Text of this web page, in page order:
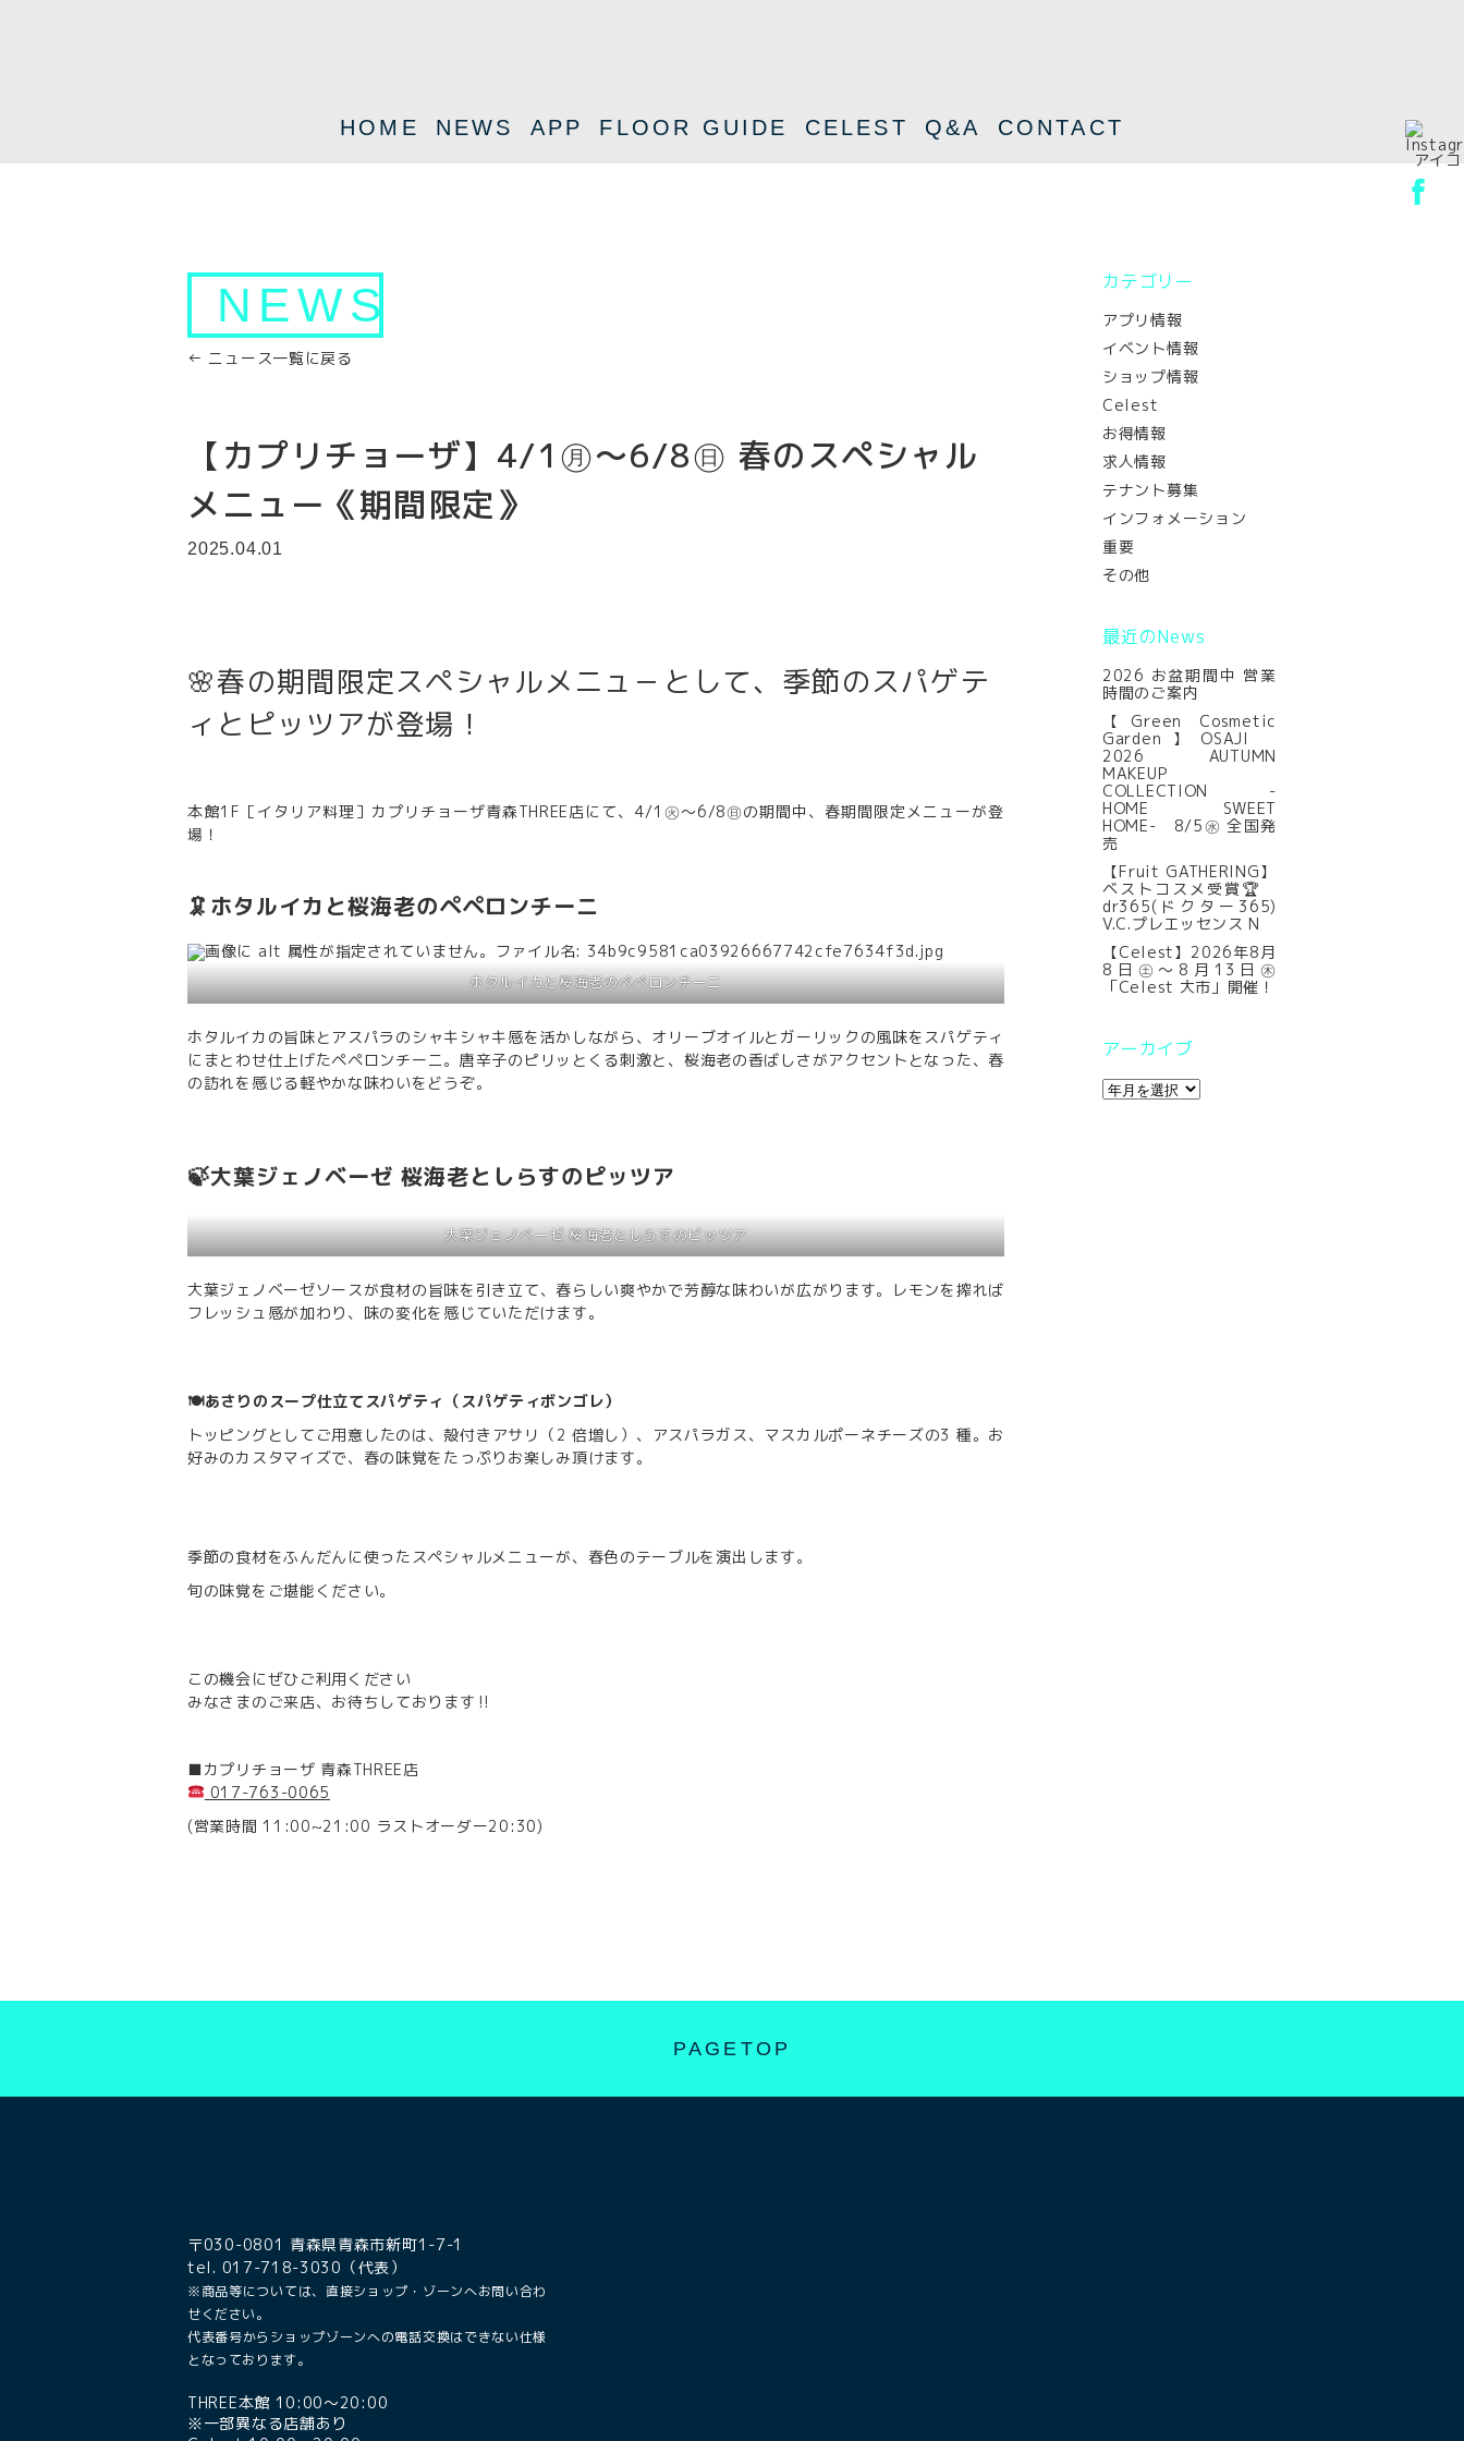
HOME NEWS APP FLOOR GUIDE CELEST Q&A CONTACT
NEWS
← ニュース一覧に戻る
【カプリチョーザ】4/1㊊～6/8㊐ 春のスペシャル
メニュー《期間限定》
2025.04.01
🌸春の期間限定スペシャルメニュ－として、季節のスパゲテ
ィとピッツアが登場！
本館1F［イタリア料理］カプリチョーザ青森THREE店にて、4/1㊋～6/8㊐の期間中、春期間限定メニューが登
場！
🦑 ホタルイカと桜海老のペペロンチーニ
ホタルイカと桜海老のペペロンチーニ
ホタルイカの旨味とアスパラのシャキシャキ感を活かしながら、オリーブオイルとガーリックの風味をスパゲティ
にまとわせ仕上げたペペロンチーニ。唐辛子のピリッとくる刺激と、桜海老の香ばしさがアクセントとなった、春
の訪れを感じる軽やかな味わいをどうぞ。
🍃大葉ジェノベーゼ 桜海老としらすのピッツア
大葉ジェノベーゼ 桜海老としらすのピッツア
大葉ジェノベーゼソースが食材の旨味を引き立て、春らしい爽やかで芳醇な味わいが広がります。レモンを搾れば
フレッシュ感が加わり、味の変化を感じていただけます。
🍽️あさりのスープ仕立てスパゲティ（スパゲティボンゴレ）
トッピングとしてご用意したのは、殻付きアサリ（2 倍増し）、アスパラガス、マスカルポーネチーズの3 種。お
好みのカスタマイズで、春の味覚をたっぷりお楽しみ頂けます。
季節の食材をふんだんに使ったスペシャルメニューが、春色のテーブルを演出します。
旬の味覚をご堪能ください。
この機会にぜひご利用ください
みなさまのご来店、お待ちしております‼️
■カプリチョーザ 青森THREE店
017-763-0065
(営業時間 11:00~21:00 ラストオーダー20:30)
カテゴリー
アプリ情報
イベント情報
ショップ情報
Celest
お得情報
求人情報
テナント募集
インフォメーション
重要
その他
最近のNews
2026 お盆期間中 営業
時間のご案内
【Green Cosmetic
Garden】OSAJI
2026 AUTUMN
MAKEUP
COLLECTION -
HOME SWEET
HOME- 8/5㊌ 全国発
売
【Fruit GATHERING】
ベストコスメ受賞🏆
dr365(ドクター365)
V.C.プレエッセンス N
【Celest】2026年8月
8日㊏～8月13日㊍
「Celest 大市」開催！
アーカイブ
PAGETOP
〒030-0801 青森県青森市新町1-7-1
tel. 017-718-3030（代表）
※商品等については、直接ショップ・ゾーンへお問い合わ
せください。
代表番号からショップゾーンへの電話交換はできない仕様
となっております。
THREE本館 10:00〜20:00
※一部異なる店舗あり